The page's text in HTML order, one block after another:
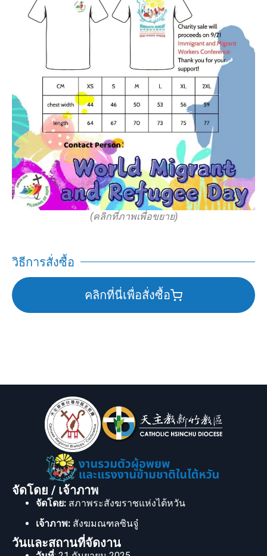
(คลิกที่ภาพเพื่อขยาย)
วิธีการสั่งซื้อ
คลิกที่นี่เพื่อสั่งซื้อ
จัดโดย / เจ้าภาพ
จัดโดย: สภาพระสังฆราชแห่งไต้หวัน
เจ้าภาพ: สังฆมณฑลซินจู๋
วันและสถานที่จัดงาน